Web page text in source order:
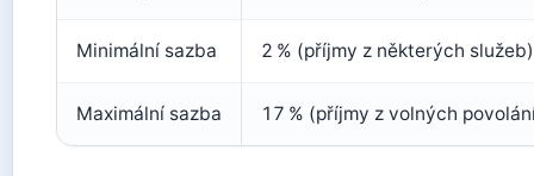
Minimální sazba 2 % (příjmy z některých služeb)
Maximální sazba 17 % (příjmy z volných